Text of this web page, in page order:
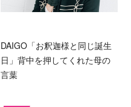
DAIGO「お釈迦様と同じ誕生
日」背中を押してくれた母の
言葉